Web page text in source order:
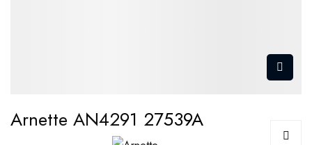
Arnette AN4291 27539A